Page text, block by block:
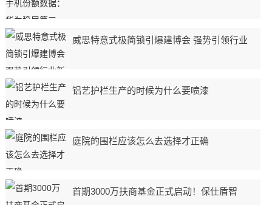
威思特意式极简锁引爆建博会 强势引领行业
铝艺护栏生产的时候为什么要喷漆
庭院的围栏应该怎么去选择才正确
首期3000万扶商基金正式启动！保仕盾智